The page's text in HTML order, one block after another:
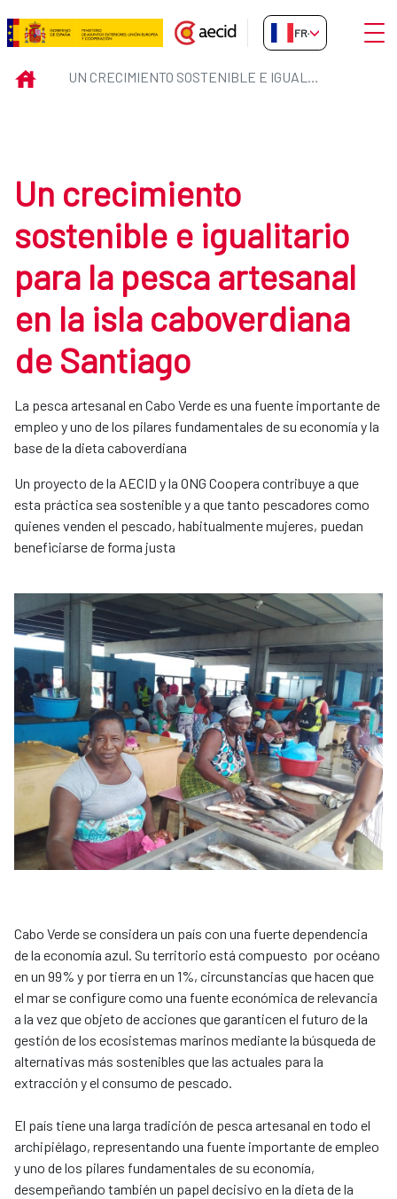
Saut au contenu principal
Un crecimiento sostenible e
FR-FR
INICIO UN CRECIMIENTO SOSTENIBLE E IGUALITARIO PARA LA PESCA ARTESANAL EN LA ISLA CABOVERDIANA DE SANTIAGO
Un crecimiento
sostenible e igualitario
para la pesca artesanal
en la isla caboverdiana
de Santiago
La pesca artesanal en Cabo Verde es una fuente importante de
empleo y uno de los pilares fundamentales de su economía y la
base de la dieta caboverdiana
Un proyecto de la AECID y la ONG Coopera contribuye a que
esta práctica sea sostenible y a que tanto pescadores como
quienes venden el pescado, habitualmente mujeres, puedan
beneficiarse de forma justa
Cabo Verde se considera un país con una fuerte dependencia
de la economía azul. Su territorio está compuesto por océano
en un 99% y por tierra en un 1%, circunstancias que hacen que
el mar se configure como una fuente económica de relevancia
a la vez que objeto de acciones que garanticen el futuro de la
gestión de los ecosistemas marinos mediante la búsqueda de
alternativas más sostenibles que las actuales para la
extracción y el consumo de pescado.
El país tiene una larga tradición de pesca artesanal en todo el
archipiélago, representando una fuente importante de empleo
y uno de los pilares fundamentales de su economía,
desempeñando también un papel decisivo en la dieta de la